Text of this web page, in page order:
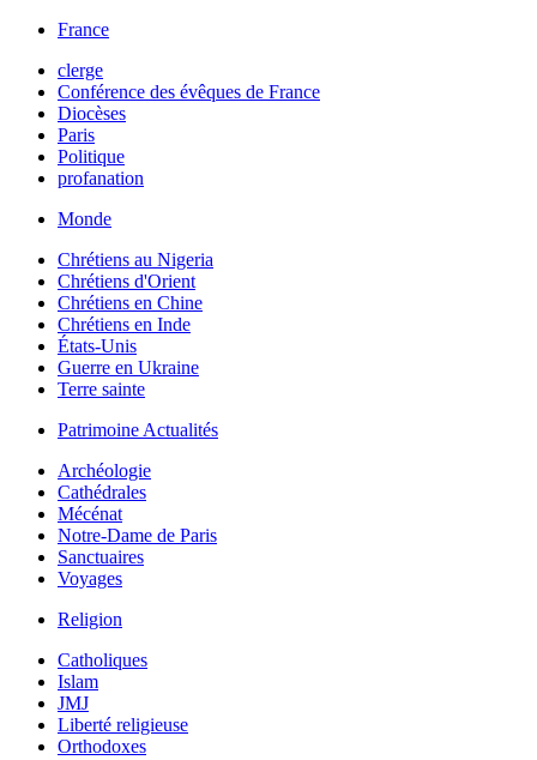
France
clerge
Conférence des évêques de France
Diocèses
Paris
Politique
profanation
Monde
Chrétiens au Nigeria
Chrétiens d'Orient
Chrétiens en Chine
Chrétiens en Inde
États-Unis
Guerre en Ukraine
Terre sainte
Patrimoine Actualités
Archéologie
Cathédrales
Mécénat
Notre-Dame de Paris
Sanctuaires
Voyages
Religion
Catholiques
Islam
JMJ
Liberté religieuse
Orthodoxes